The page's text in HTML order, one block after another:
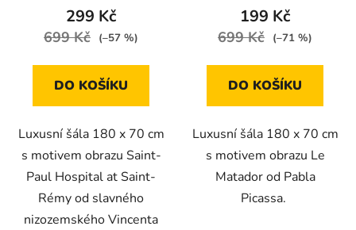
299 Kč
699 Kč (–57 %)
DO KOŠÍKU
Luxusní šála 180 x 70 cm
s motivem obrazu Saint-
Paul Hospital at Saint-
Rémy od slavného
nizozemského Vincenta
199 Kč
699 Kč (–71 %)
DO KOŠÍKU
Luxusní šála 180 x 70 cm
s motivem obrazu Le
Matador od Pabla
Picassa.